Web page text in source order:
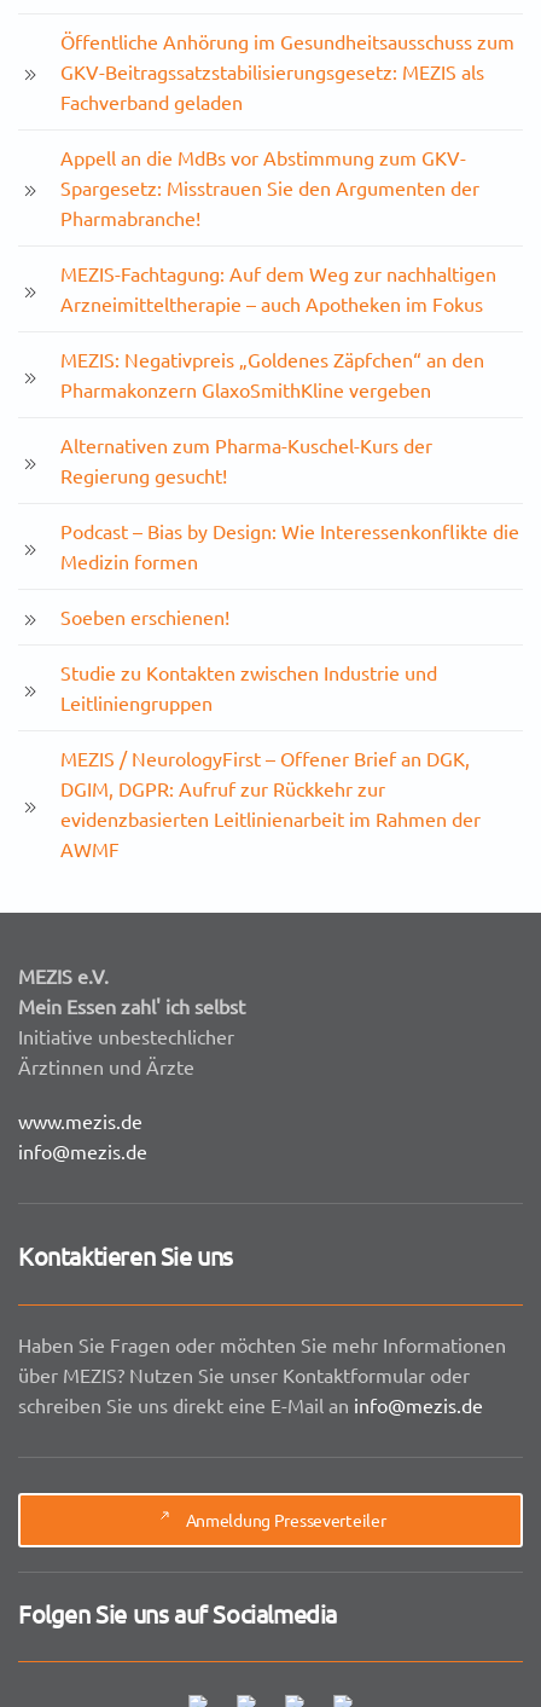
Öffentliche Anhörung im Gesundheitsausschuss zum
GKV-Beitragssatzstabilisierungsgesetz: MEZIS als
Fachverband geladen
Appell an die MdBs vor Abstimmung zum GKV-
Spargesetz: Misstrauen Sie den Argumenten der
Pharmabranche!
MEZIS-Fachtagung: Auf dem Weg zur nachhaltigen
Arzneimitteltherapie – auch Apotheken im Fokus
MEZIS: Negativpreis „Goldenes Zäpfchen“ an den
Pharmakonzern GlaxoSmithKline vergeben
Alternativen zum Pharma-Kuschel-Kurs der
Regierung gesucht!
Podcast – Bias by Design: Wie Interessenkonflikte die
Medizin formen
Soeben erschienen!
Studie zu Kontakten zwischen Industrie und
Leitliniengruppen
MEZIS / NeurologyFirst – Offener Brief an DGK,
DGIM, DGPR: Aufruf zur Rückkehr zur
evidenzbasierten Leitlinienarbeit im Rahmen der
AWMF
MEZIS e.V.
Mein Essen zahl' ich selbst
Initiative unbestechlicher
Ärztinnen und Ärzte
www.mezis.de
info@mezis.de
Kontaktieren Sie uns
Haben Sie Fragen oder möchten Sie mehr Informationen
über MEZIS? Nutzen Sie unser Kontaktformular oder
schreiben Sie uns direkt eine E-Mail an info@mezis.de
Anmeldung Presseverteiler
Folgen Sie uns auf Socialmedia